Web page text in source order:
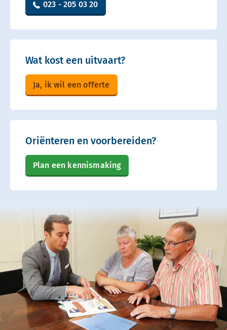
023 - 205 03 20
Wat kost een uitvaart?
Ja, ik wil een offerte
Oriënteren en voorbereiden?
Plan een kennismaking